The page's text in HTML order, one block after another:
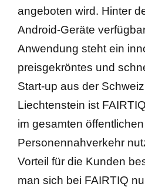
angeboten wird. Hinter
Android-Geräte
Anwendung steht ein
preisgekröntes und
Start-up aus der
Liechtenstein ist
im gesamten öffentlichen
Personennahverkehr
Vorteil für die Kunden
man sich bei FAIRTIQ